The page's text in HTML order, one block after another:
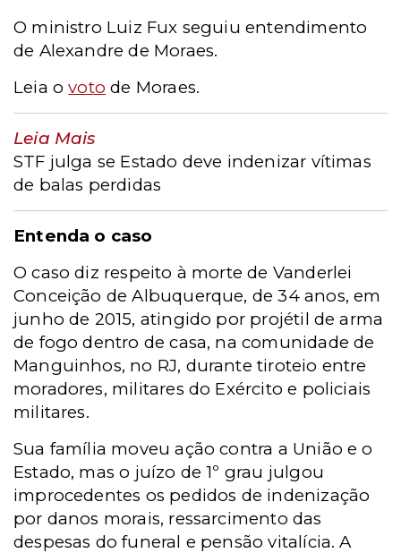
O ministro Luiz Fux seguiu entendimento
de Alexandre de Moraes.
Leia ovoto de Moraes.
Leia Mais
STF julga se Estado deve indenizar vítimas
de balas perdidas
Entenda o caso
O caso diz respeito à morte de Vanderlei
Conceição de Albuquerque, de 34 anos, em
junho de 2015, atingido por projétil de arma
de fogo dentro de casa, na comunidade de
Manguinhos, no RJ, durante tiroteio entre
moradores, militares do Exército e policiais
militares.
Sua família moveu ação contra a União e o
Estado, mas o juízo de 1º grau julgou
improcedentes os pedidos de indenização
por danos morais, ressarcimento das
despesas do funeral e pensão vitalícia. A